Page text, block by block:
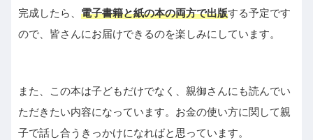
完成したら、 電子書籍と紙の本の両方で出版する予定です
ので、皆さんにお届けできるのを楽しみにしています。
また、この本は子どもだけでなく、親御さんにも読んでい
ただきたい内容になっています。お金の使い方に関して親
子で話し合うきっかけになればと思っています。